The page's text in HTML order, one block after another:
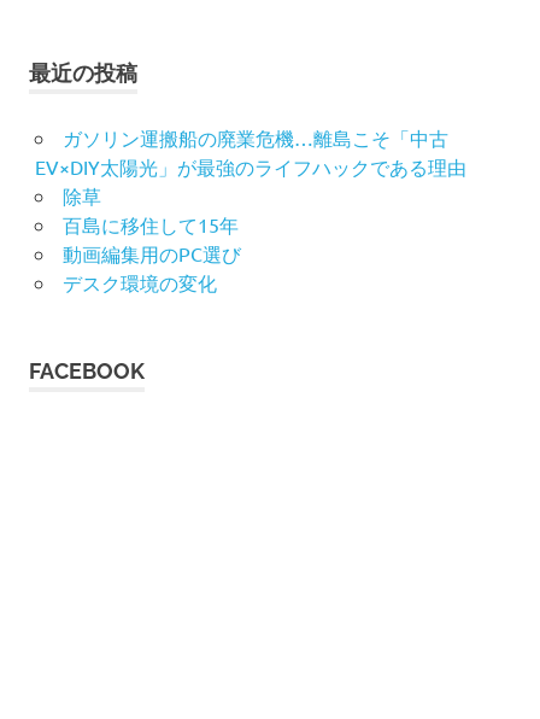
最近の投稿
ガソリン運搬船の廃業危機…離島こそ「中古
EV×DIY太陽光」が最強のライフハックである理由
除草
百島に移住して15年
動画編集用のPC選び
デスク環境の変化
FACEBOOK